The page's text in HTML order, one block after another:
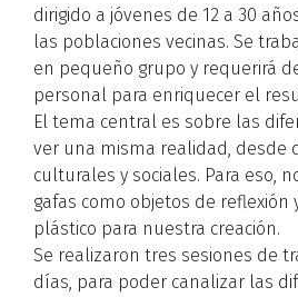
dirigido a jóvenes de 12 a 30
las poblaciones vecinas. Se
en pequeño grupo y requerirá
personal para enriquecer el
El tema central es sobre las
ver una misma realidad, desde
culturales y sociales. Para eso,
gafas como objetos de reflexión
plástico para nuestra creación.
Se realizaron tres sesiones de
días, para poder canalizar las